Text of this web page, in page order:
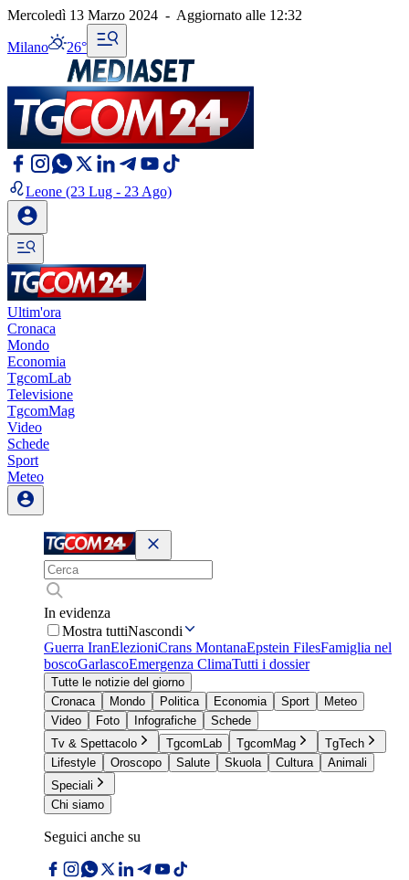
Mercoledì 13 Marzo 2024 - Aggiornato alle 12:32
Milano 26°
Leone (23 Lug - 23 Ago)
Ultim'ora
Cronaca
Mondo
Economia
TgcomLab
Televisione
TgcomMag
Video
Schede
Sport
Meteo
In evidenza
Mostra tuttiNascondi
Guerra IranElezioniCrans MontanaEpstein FilesFamiglia nel
boscoGarlascoEmergenza ClimaTutti i dossier
Tutte le notizie del giorno
Cronaca
Mondo Politica Economia Sport
Meteo
Video
Foto Infografiche
Schede
Tv & Spettacolo
TgcomLab TgcomMag
TgTech
Lifestyle
Oroscopo Salute Skuola Cultura
Animali
Speciali
Chi siamo
Seguici anche su